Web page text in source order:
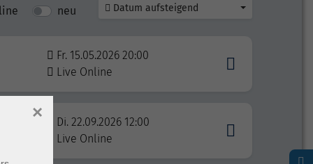
neu Datum aufsteigend
Fr. 15.05.2026 20:00
Live Online
Di. 22.09.2026 12:00
Live Online
×